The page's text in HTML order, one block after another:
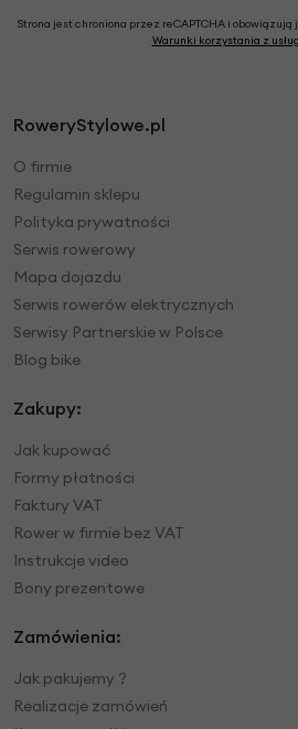
Strona jest chroniona przez reCAPTCHA i obowiązują
Warunki korzystania z
RoweryStylowe.pl
O firmie
Regulamin sklepu
Polityka prywatności
Serwis rowerowy
Mapa dojazdu
Serwis rowerów elektrycznych
Serwisy Partnerskie w Polsce
Blog bike
Zakupy:
Jak kupować
Formy płatności
Faktury VAT
Rower w firmie bez VAT
Instrukcje video
Bony prezentowe
Zamówienia:
Jak pakujemy ?
Realizacje zamówień